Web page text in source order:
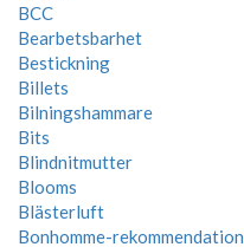
BCC
Bearbetsbarhet
Bestickning
Billets
Bilningshammare
Bits
Blindnitmutter
Blooms
Blästerluft
Bonhomme-rekommendation